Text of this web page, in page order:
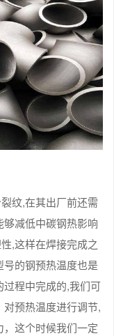
纹,在其出厂前还需
减低中碳钢热影响
,这样在焊接完成之
的钢预热温度也是
程中完成的,我们可
预热温度进行调节,
这个时候我们一定